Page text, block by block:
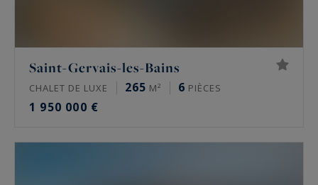
Saint-Gervais-les-Bains
CHALET DE LUXE 265 M² 6 PIÈCES
1 950 000 €